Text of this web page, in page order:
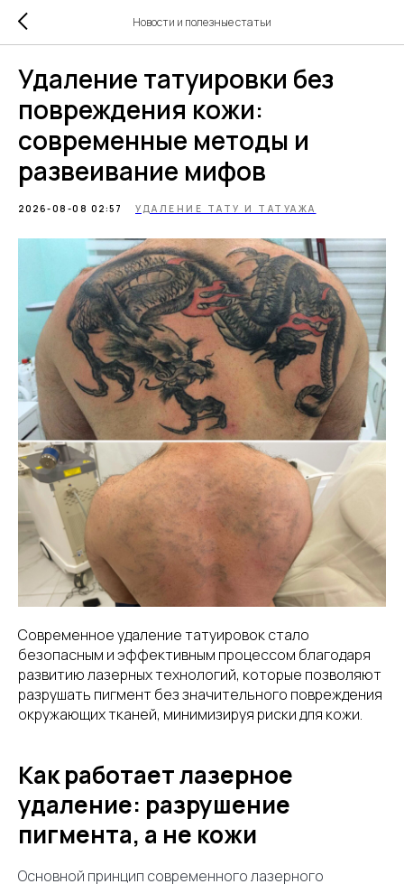
Новости и полезные статьи
Удаление татуировки без
повреждения кожи:
современные методы и
развеивание мифов
2026-08-08 02:57 УДАЛЕНИЕ ТАТУ И ТАТУАЖА
Современное удаление татуировок стало
безопасным и эффективным процессом благодаря
развитию лазерных технологий, которые позволяют
разрушать пигмент без значительного повреждения
окружающих тканей, минимизируя риски для кожи.
Как работает лазерное
удаление: разрушение
пигмента, а не кожи
Основной принцип современного лазерного